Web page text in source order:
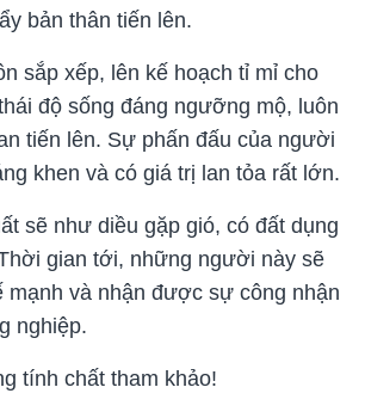
bản thân tiến lên.
sắp xếp, lên kế hoạch tỉ mỉ cho
độ sống đáng ngưỡng mộ, luôn
tiến lên. Sự phấn đấu của người
khen và có giá trị lan tỏa rất lớn.
sẽ như diều gặp gió, có đất dụng
gian tới, những người này sẽ
mạnh và nhận được sự công nhận
nghiệp.
tính chất tham khảo!